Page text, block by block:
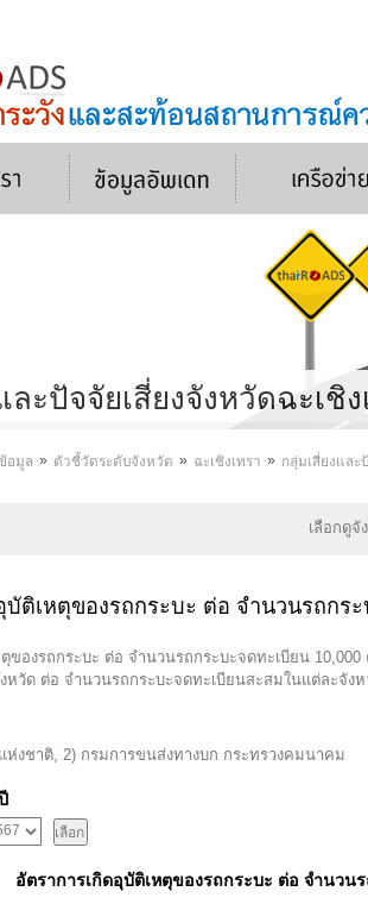
ละปัจจัยเสี่ยงจังหวัดฉะเชิง
อมูล » ตัวชี้วัดระดับจังหวัด » ฉะเชิงเทรา » กลุ่มเสี่ยงและ
เลือกดู
บัติเหตุของรถกระบะ ต่อ จำนวนรถกร
ตุของรถกระบะ ต่อ จำนวนรถกระบะจดทะเบียน
งหวัด ต่อ จำนวนรถกระบะจดทะเบียนสะสมในแต่ละ
ห่งชาติ, 2) กรมการขนส่งทางบก กระทรวงคมนาคม
อัตราการเกิดอุบัติเหตุของรถกระบะ ต่อ จำนวน